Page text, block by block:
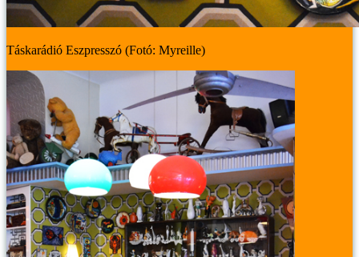
Táskarádió Eszpresszó (Fotó: Myreille)